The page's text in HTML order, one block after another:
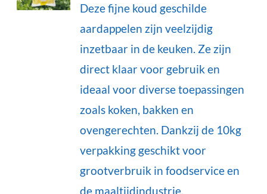
Deze fijne koud geschilde
aardappelen zijn veelzijdig
inzetbaar in de keuken. Ze zijn
direct klaar voor gebruik en
ideaal voor diverse toepassingen
zoals koken, bakken en
ovengerechten. Dankzij de 10kg
verpakking geschikt voor
grootverbruik in foodservice en
de maaltijdindustrie.